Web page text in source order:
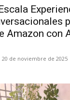
Amazon con
20 de noviembre de 2025